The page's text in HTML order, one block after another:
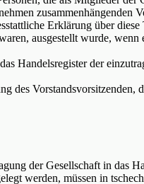
zusammenhängenden
Erklärung über
ausgestellt wurde,
der
Vorstandsvorsitzenden,
der Gesellschaft in das
werden, müssen in